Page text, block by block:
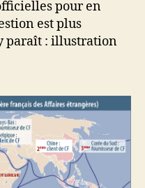
pour en
est plus
paraît : illustration